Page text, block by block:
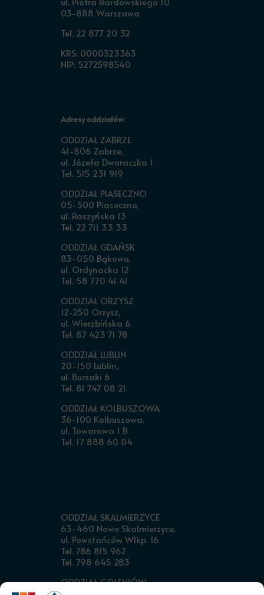
03-888 Warszawa
Tel. 22 877 20 32
KRS: 0000323363
NIP: 5272598540
Adresy oddziałów:
ODDZIAŁ ZABRZE
41-806 Zabrze,
ul. Józefa Dworaczka 1
Tel. 515 231 919
ODDZIAŁ PIASECZNO
05-500 Piaseczno,
ul. Raszyńska 13
Tel. 22 711 33 33
ODDZIAŁ GDAŃSK
83-050 Bąkowo,
ul. Ordynacka 12
Tel. 58 770 41 41
ODDZIAŁ ORZYSZ
12-250 Orzysz,
ul. Wierzbińska 6
Tel. 87 423 71 78
ODDZIAŁ LUBLIN
20-150 Lublin,
ul. Bursaki 6
Tel. 81 747 08 21
ODDZIAŁ KOLBUSZOWA
36-100 Kolbuszowa,
ul. Towarowa 1 B
Tel. 17 888 60 04
ODDZIAŁ SKALMIERZYCE
63-460 Nowe Skalmierzyce,
ul. Powstańców Wlkp. 16
Tel. 786 815 962
Tel. 798 645 283
ODDZIAŁ GOLENIÓW